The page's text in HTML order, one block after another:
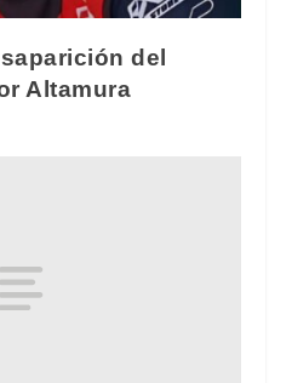
del
Altamura